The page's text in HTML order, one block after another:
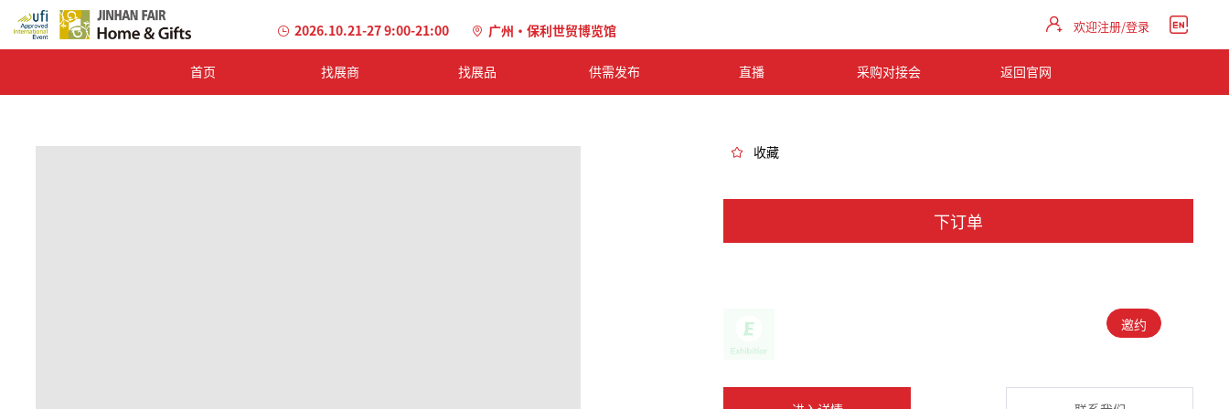
2026.10.21-27 9:00-21:00 广州·保利世贸博览馆 欢迎注册/登录
首页 找展商 找展品 供需发布 直播 采购对接会
返回官网
加
收藏
下订单
邀约